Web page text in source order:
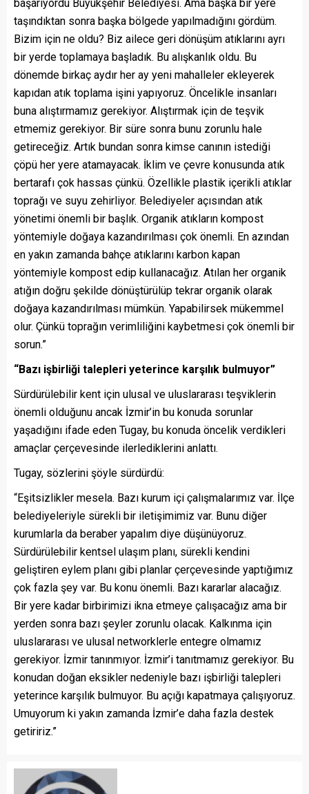
başarıyordu Büyükşehir Belediyesi. Ama başka bir yere
taşındıktan sonra başka bölgede yapılmadığını gördüm.
Bizim için ne oldu? Biz ailece geri dönüşüm atıklarını ayrı
bir yerde toplamaya başladık. Bu alışkanlık oldu. Bu
dönemde birkaç aydır her ay yeni mahalleler ekleyerek
kapıdan atık toplama işini yapıyoruz. Öncelikle insanları
buna alıştırmamız gerekiyor. Alıştırmak için de teşvik
etmemiz gerekiyor. Bir süre sonra bunu zorunlu hale
getireceğiz. Artık bundan sonra kimse canının istediği
çöpü her yere atamayacak. İklim ve çevre konusunda atık
bertarafı çok hassas çünkü. Özellikle plastik içerikli atıklar
toprağı ve suyu zehirliyor. Belediyeler açısından atık
yönetimi önemli bir başlık. Organik atıkların kompost
yöntemiyle doğaya kazandırılması çok önemli. En azından
en yakın zamanda bahçe atıklarını karbon kapan
yöntemiyle kompost edip kullanacağız. Atılan her organik
atığın doğru şekilde dönüştürülüp tekrar organik olarak
doğaya kazandırılması mümkün. Yapabilirsek mükemmel
olur. Çünkü toprağın verimliliğini kaybetmesi çok önemli bir
sorun.”
“Bazı işbirliği talepleri yeterince karşılık bulmuyor”
Sürdürülebilir kent için ulusal ve uluslararası teşviklerin
önemli olduğunu ancak İzmir’in bu konuda sorunlar
yaşadığını ifade eden Tugay, bu konuda öncelik verdikleri
amaçlar çerçevesinde ilerlediklerini anlattı.
Tugay, sözlerini şöyle sürdürdü:
“Eşitsizlikler mesela. Bazı kurum içi çalışmalarımız var. İlçe
belediyeleriyle sürekli bir iletişimimiz var. Bunu diğer
kurumlarla da beraber yapalım diye düşünüyoruz.
Sürdürülebilir kentsel ulaşım planı, sürekli kendini
geliştiren eylem planı gibi planlar çerçevesinde yaptığımız
çok fazla şey var. Bu konu önemli. Bazı kararlar alacağız.
Bir yere kadar birbirimizi ikna etmeye çalışacağız ama bir
yerden sonra bazı şeyler zorunlu olacak. Kalkınma için
uluslararası ve ulusal networklerle entegre olmamız
gerekiyor. İzmir tanınmıyor. İzmir’i tanıtmamız gerekiyor. Bu
konudan doğan eksikler nedeniyle bazı işbirliği talepleri
yeterince karşılık bulmuyor. Bu açığı kapatmaya çalışıyoruz.
Umuyorum ki yakın zamanda İzmir’e daha fazla destek
getiririz.”